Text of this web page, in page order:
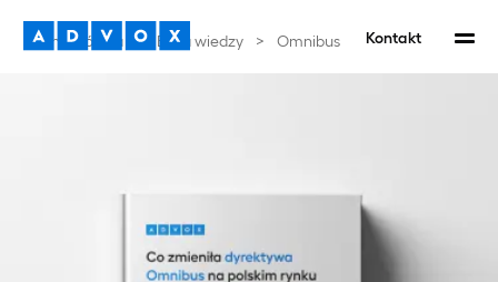
Kontakt
Strona główna > Baza wiedzy > Omnibus